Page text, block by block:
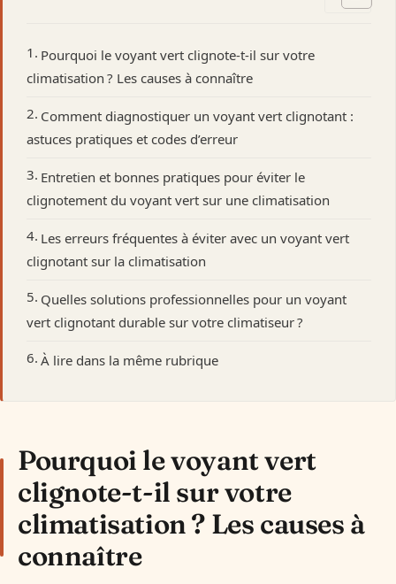
Pourquoi le voyant vert clignote-t-il sur votre
climatisation ? Les causes à connaître
Comment diagnostiquer un voyant vert clignotant :
astuces pratiques et codes d’erreur
Entretien et bonnes pratiques pour éviter le
clignotement du voyant vert sur une climatisation
Les erreurs fréquentes à éviter avec un voyant vert
clignotant sur la climatisation
Quelles solutions professionnelles pour un voyant
vert clignotant durable sur votre climatiseur ?
À lire dans la même rubrique
Pourquoi le voyant vert
clignote-t-il sur votre
climatisation ? Les causes à
connaître